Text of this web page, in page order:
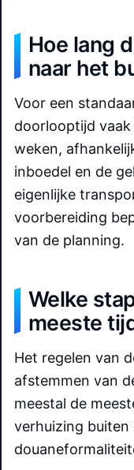
Hoe lang
naar het
Voor een
doorlooptijd vaak
weken,
inboedel en de
eigenlijke
voorbereiding
van de planning.
Welke
meeste
Het regelen van
afstemmen van
meestal de
verhuizing buiten